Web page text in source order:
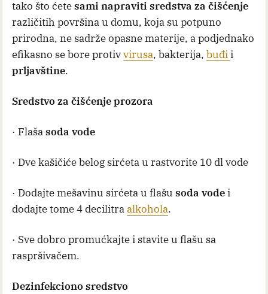
tako što ćetesami napraviti sredstva za čišćenje
različitih površina u domu, koja su potpuno
prirodna, ne sadrže opasne materije, a podjednako
efikasno se bore protivvirusa, bakterija, buđii
prljavštine.
Sredstvo za čišćenje prozora
· Flašasoda vode
· Dve kašičiće belog sirćeta u rastvorite 10 dl vode
· Dodajte mešavinu sirćeta u flašu soda vodei
dodajte tome 4 decilitraalkohola.
· Sve dobro promućkajte i stavite u flašu sa
raspršivačem.
Dezinfekciono sredstvo